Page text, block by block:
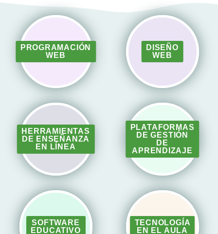
PROGRAMACIÓN
WEB
DISEÑO
WEB
HERRAMIENTAS
DE ENSEÑANZA
EN LÍNEA
PLATAFORMAS
DE GESTIÓN
DE
APRENDIZAJE
SOFTWARE
EDUCATIVO
TECNOLOGÍA
EN EL AULA